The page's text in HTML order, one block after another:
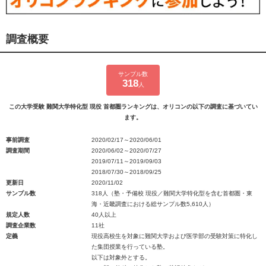
調査概要
サンプル数
318人
この大学受験 難関大学特化型 現役 首都圏ランキングは、オリコンの以下の調査に基づいてい
ます。
事前調査
2020/02/17～2020/06/01
調査期間
2020/06/02～2020/07/27
2019/07/11～2019/09/03
2018/07/30～2018/09/25
更新日
2020/11/02
サンプル数
318人（塾・予備校 現役／難関大学特化型を含む首都圏・東
海・近畿調査における総サンプル数5,610人）
規定人数
40人以上
調査企業数
11社
定義
現役高校生を対象に難関大学および医学部の受験対策に特化し
た集団授業を行っている塾。
以下は対象外とする。